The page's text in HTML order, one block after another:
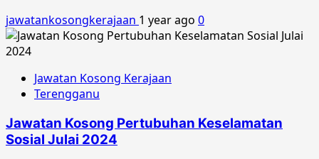
jawatankosongkerajaan 1 year ago 0
Jawatan Kosong Kerajaan
Terengganu
Jawatan Kosong Pertubuhan Keselamatan
Sosial Julai 2024